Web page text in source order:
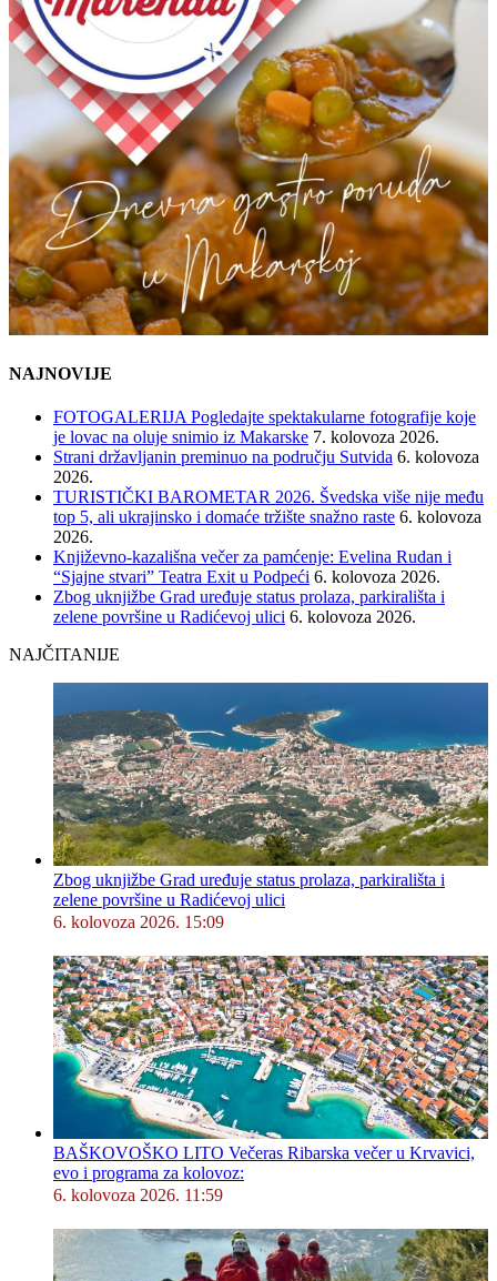
NAJNOVIJE
FOTOGALERIJA Pogledajte spektakularne fotografije koje
je lovac na oluje snimio iz Makarske 7. kolovoza 2026.
Strani državljanin preminuo na području Sutvida 6. kolovoza
2026.
TURISTIČKI BAROMETAR 2026. Švedska više nije među
top 5, ali ukrajinsko i domaće tržište snažno raste 6. kolovoza
2026.
Književno-kazališna večer za pamćenje: Evelina Rudan i
“Sjajne stvari” Teatra Exit u Podpeći 6. kolovoza 2026.
Zbog uknjižbe Grad uređuje status prolaza, parkirališta i
zelene površine u Radićevoj ulici 6. kolovoza 2026.
NAJČITANIJE
Zbog uknjižbe Grad uređuje status prolaza, parkirališta i
zelene površine u Radićevoj ulici
6. kolovoza 2026. 15:09
BAŠKOVOŠKO LITO Večeras Ribarska večer u Krvavici,
evo i programa za kolovoz:
6. kolovoza 2026. 11:59